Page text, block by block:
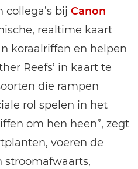
bij Canon
realtime kaart
koraalriffen en helpen
Reefs’ in kaart te
die rampen
rol spelen in het
om hen heen”, zegt
voeren de
stroomafwaarts,